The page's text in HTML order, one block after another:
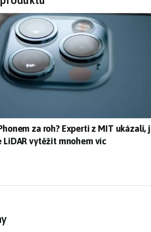
za roh? Experti z MIT ukázali,
za roh? Experti z MIT ukázali,
vytěžit mnohem víc